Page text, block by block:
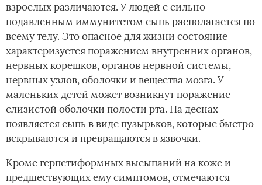
взрослых различаются. У людей с сильно
подавленным иммунитетом сыпь располагается по
всему телу. Это опасное для жизни состояние
характеризуется поражением внутренних органов,
нервных корешков, органов нервной системы,
нервных узлов, оболочки и вещества мозга. У
маленьких детей может возникнут поражение
слизистой оболочки полости рта. На деснах
появляется сыпь в виде пузырьков, которые быстро
вскрываются и превращаются в язвочки.
Кроме герпетиформных высыпаний на коже и
предшествующих ему симптомов, отмечаются